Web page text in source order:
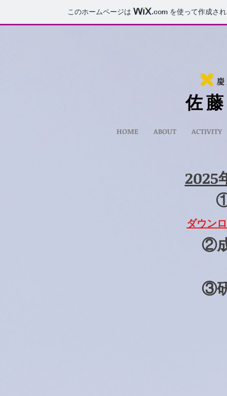
このホームページは .com を使って作成さ
佐
HOME ABOUT ACTIVITY
2025
ダウン
②
③